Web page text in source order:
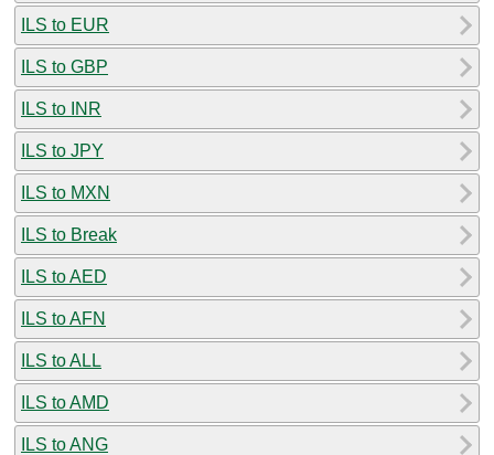
ILS to EUR
ILS to GBP
ILS to INR
ILS to JPY
ILS to MXN
ILS to Break
ILS to AED
ILS to AFN
ILS to ALL
ILS to AMD
ILS to ANG